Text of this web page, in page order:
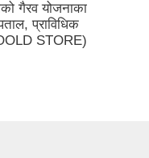
गैरव योजनाका
प्राविधिक
STORE)